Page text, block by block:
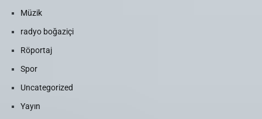
Müzik
radyo boğaziçi
Röportaj
Spor
Uncategorized
Yayın